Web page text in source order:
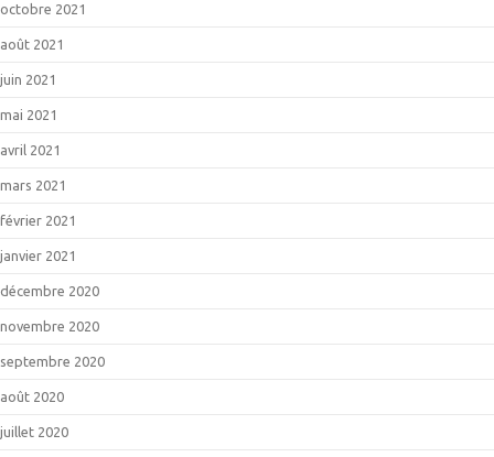
octobre 2021
août 2021
juin 2021
mai 2021
avril 2021
mars 2021
février 2021
janvier 2021
décembre 2020
novembre 2020
septembre 2020
août 2020
juillet 2020